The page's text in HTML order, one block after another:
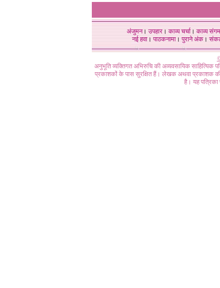
अंजुमन।उपहार।काव्य चर्चा।काव्य संगम
नई हवा। पाठकनामा। पुराने अंक।
अनुभूति व्यक्तिगत अभिरुचि की अव्यवसायिक
प्रकाशकों के पास सुरक्षित हैं। लेखक अथवा प्रकाशक की
है। यह पत्रिका